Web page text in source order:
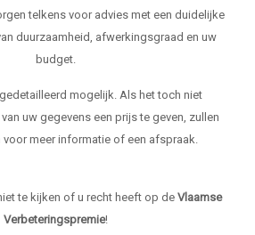
telkens voor advies met een duidelijke
duurzaamheid, afwerkingsgraad en uw
budget.
mogelijk. Als het toch niet
uw gegevens een prijs te geven, zullen
voor meer informatie of een afspraak.
te kijken of u recht heeft op deVlaamse
Verbeteringspremie!